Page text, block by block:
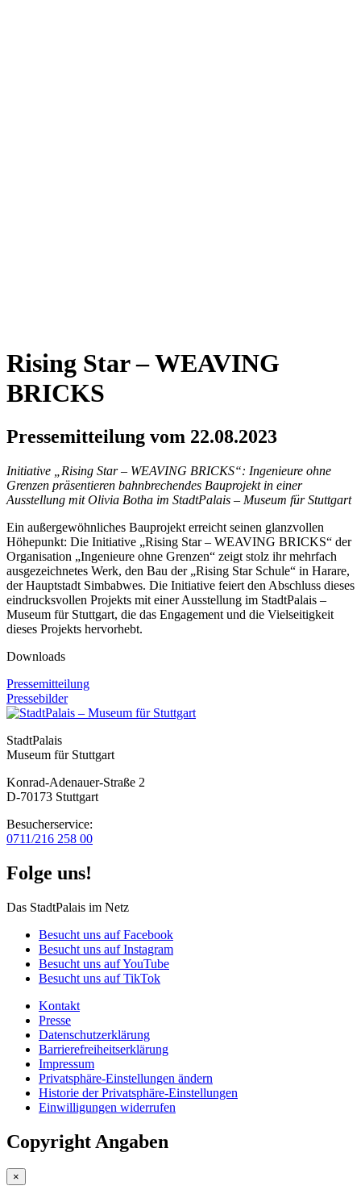
Rising Star – WEAVING
BRICKS
Pressemitteilung vom 22.08.2023
Initiative „Rising Star – WEAVING BRICKS“: Ingenieure ohne
Grenzen präsentieren bahnbrechendes Bauprojekt in einer
Ausstellung mit Olivia Botha im StadtPalais – Museum für Stuttgart
Ein außergewöhnliches Bauprojekt erreicht seinen glanzvollen
Höhepunkt: Die Initiative „Rising Star – WEAVING BRICKS“ der
Organisation „Ingenieure ohne Grenzen“ zeigt stolz ihr mehrfach
ausgezeichnetes Werk, den Bau der „Rising Star Schule“ in Harare,
der Hauptstadt Simbabwes. Die Initiative feiert den Abschluss dieses
eindrucksvollen Projekts mit einer Ausstellung im StadtPalais –
Museum für Stuttgart, die das Engagement und die Vielseitigkeit
dieses Projekts hervorhebt.
Downloads
Pressemitteilung
Pressebilder
StadtPalais
Museum für Stuttgart
Konrad-Adenauer-Straße 2
D-70173 Stuttgart
Besucherservice:
0711/216 258 00
Folge uns!
Das StadtPalais im Netz
Besucht uns auf Facebook
Besucht uns auf Instagram
Besucht uns auf YouTube
Besucht uns auf TikTok
Kontakt
Presse
Datenschutz­erklärung
Barrierefreiheitserklärung
Impressum
Privatsphäre-Einstellungen ändern
Historie der Privatsphäre-Einstellungen
Einwilligungen widerrufen
Copyright Angaben
×